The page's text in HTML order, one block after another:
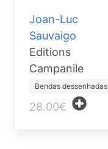
Joan-Luc
Sauvaigo
Editions
Campanile
Bendas dessenhadas
28.00€